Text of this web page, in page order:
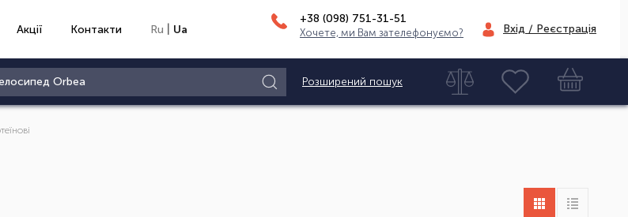
Акції Контакти Ru Ua
+38 (098) 751-31-51
Хочете, ми Вам зателефонуємо? Вхід / Реєстрація
Розширений пошук